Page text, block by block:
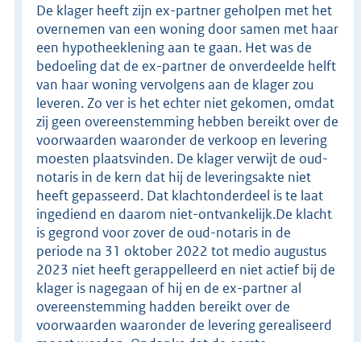
De klager heeft zijn ex-partner geholpen met het
overnemen van een woning door samen met haar
een hypotheeklening aan te gaan. Het was de
bedoeling dat de ex-partner de onverdeelde helft
van haar woning vervolgens aan de klager zou
leveren. Zo ver is het echter niet gekomen, omdat
zij geen overeenstemming hebben bereikt over de
voorwaarden waaronder de verkoop en levering
moesten plaatsvinden. De klager verwijt de oud-
notaris in de kern dat hij de leveringsakte niet
heeft gepasseerd. Dat klachtonderdeel is te laat
ingediend en daarom niet-ontvankelijk.De klacht
is gegrond voor zover de oud-notaris in de
periode na 31 oktober 2022 tot medio augustus
2023 niet heeft gerappelleerd en niet actief bij de
klager is nagegaan of hij en de ex-partner al
overeenstemming hadden bereikt over de
voorwaarden waaronder de levering gerealiseerd